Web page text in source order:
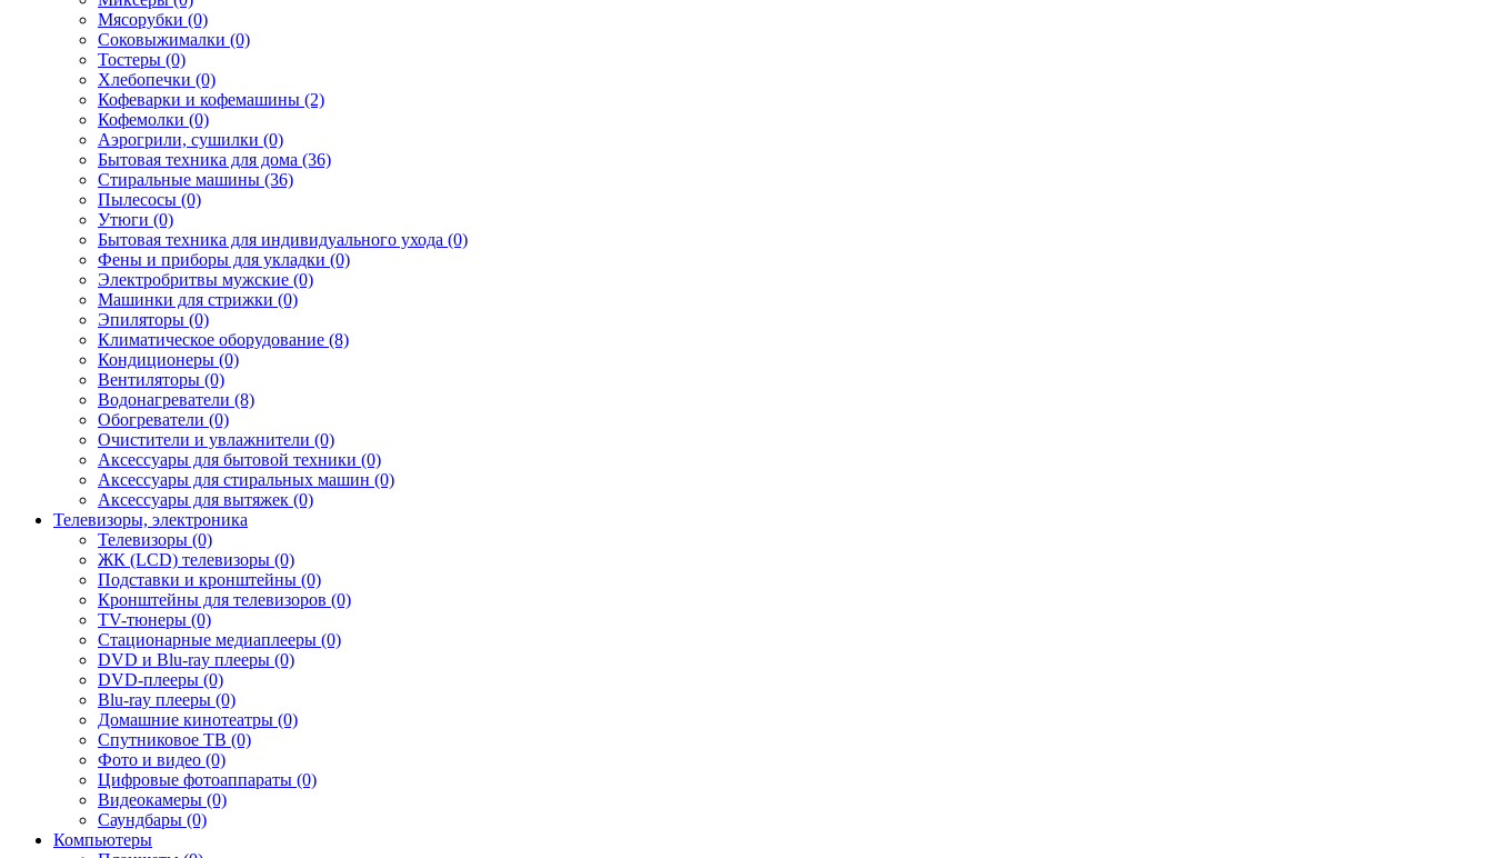
Мясорубки (0)
Соковыжималки (0)
Тостеры (0)
Хлебопечки (0)
Кофеварки и кофемашины (2)
Кофемолки (0)
Аэрогрили, сушилки (0)
Бытовая техника для дома (36)
Стиральные машины (36)
Пылесосы (0)
Утюги (0)
Бытовая техника для индивидуального ухода (0)
Фены и приборы для укладки (0)
Электробритвы мужские (0)
Машинки для стрижки (0)
Эпиляторы (0)
Климатическое оборудование (8)
Кондиционеры (0)
Вентиляторы (0)
Водонагреватели (8)
Обогреватели (0)
Очистители и увлажнители (0)
Аксессуары для бытовой техники (0)
Аксессуары для стиральных машин (0)
Аксессуары для вытяжек (0)
Телевизоры, электроника
Телевизоры (0)
ЖК (LCD) телевизоры (0)
Подставки и кронштейны (0)
Кронштейны для телевизоров (0)
TV-тюнеры (0)
Стационарные медиаплееры (0)
DVD и Blu-ray плееры (0)
DVD-плееры (0)
Blu-ray плееры (0)
Домашние кинотеатры (0)
Спутниковое ТВ (0)
Фото и видео (0)
Цифровые фотоаппараты (0)
Видеокамеры (0)
Саундбары (0)
Компьютеры